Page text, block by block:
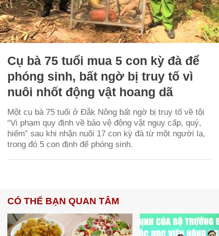
Cụ bà 75 tuổi mua 5 con kỳ đà để
phóng sinh, bất ngờ bị truy tố vì
nuôi nhốt động vật hoang dã
Một cụ bà 75 tuổi ở Đắk Nông bất ngờ bị truy tố về tội
“Vi phạm quy định về bảo vệ động vật nguy cấp, quý,
hiếm” sau khi nhận nuôi 17 con kỳ đà từ một người lạ,
trong đó 5 con định để phóng sinh.
CÓ THỂ BẠN QUAN TÂM